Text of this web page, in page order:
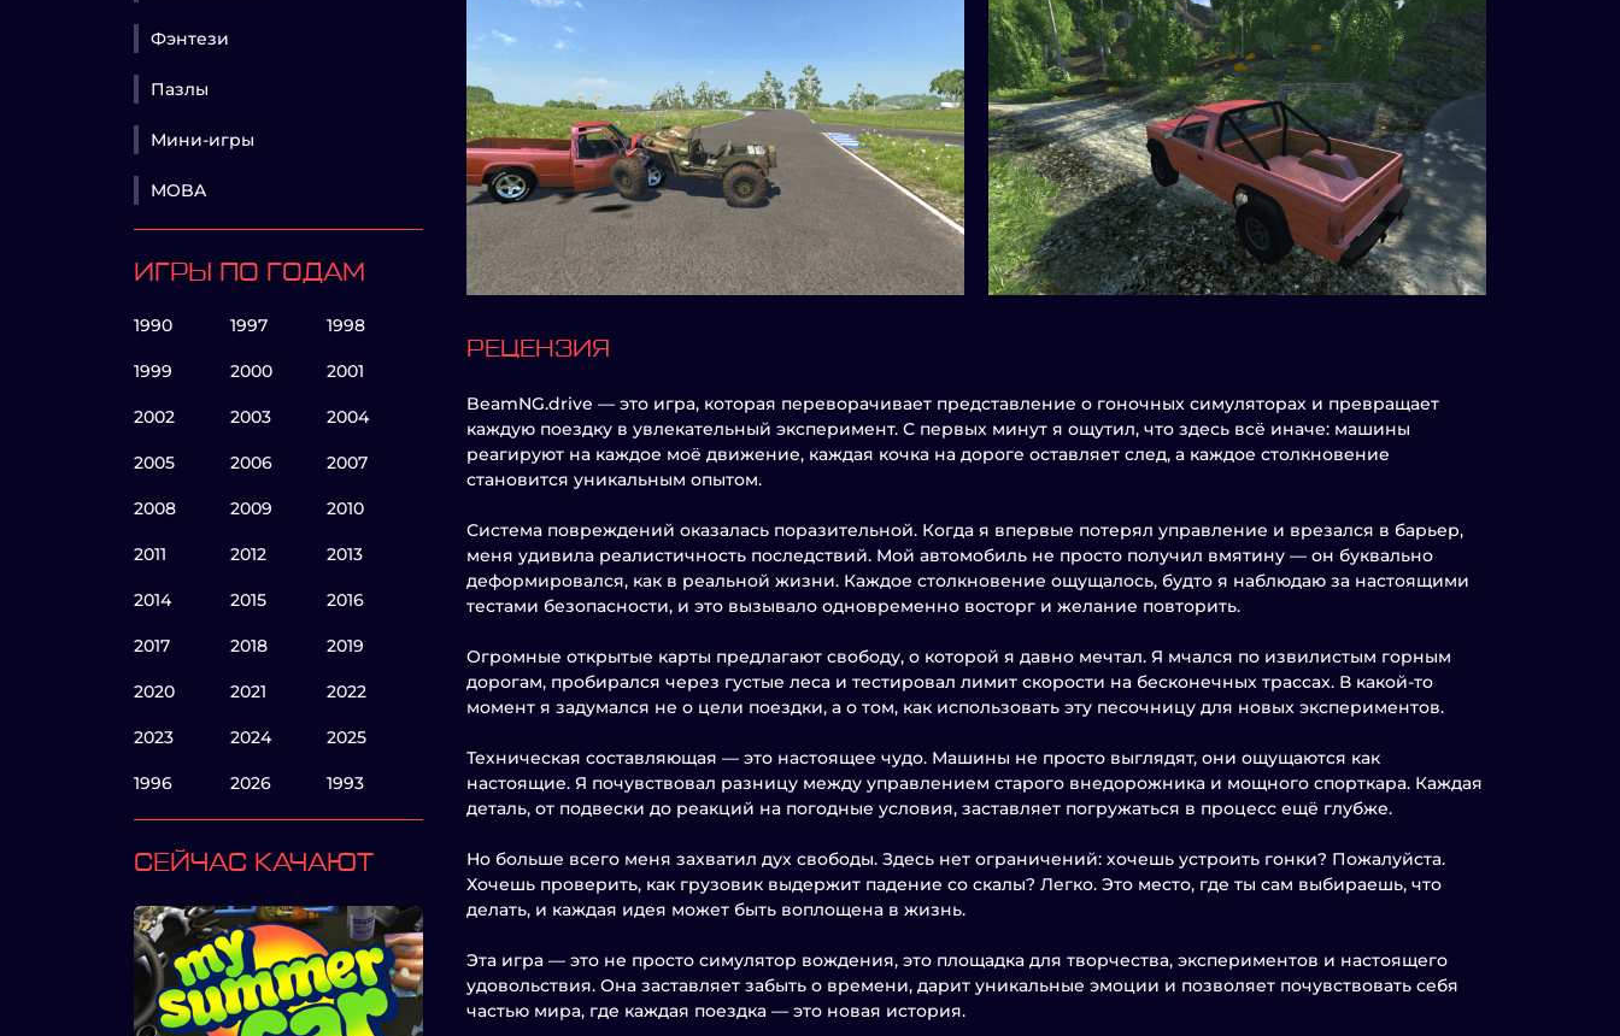
Фэнтези
Пазлы
Мини-игры
MOBA
ИГРЫ ПО ГОДАМ
1990 1997 1998
1999 2000 2001
2002 2003 2004
2005 2006 2007
2008 2009 2010
2011 2012 2013
2014 2015 2016
2017 2018 2019
2020 2021 2022
2023 2024 2025
1996 2026 1993
СЕЙЧАС КАЧАЮТ
РЕЦЕНЗИЯ
BeamNG.drive — это игра, которая переворачивает представление о гоночных симуляторах и превращает
каждую поездку в увлекательный эксперимент. С первых минут я ощутил, что здесь всё иначе: машины
реагируют на каждое моё движение, каждая кочка на дороге оставляет след, а каждое столкновение
становится уникальным опытом.
Система повреждений оказалась поразительной. Когда я впервые потерял управление и врезался в барьер,
меня удивила реалистичность последствий. Мой автомобиль не просто получил вмятину — он буквально
деформировался, как в реальной жизни. Каждое столкновение ощущалось, будто я наблюдаю за настоящими
тестами безопасности, и это вызывало одновременно восторг и желание повторить.
Огромные открытые карты предлагают свободу, о которой я давно мечтал. Я мчался по извилистым горным
дорогам, пробирался через густые леса и тестировал лимит скорости на бесконечных трассах. В какой-то
момент я задумался не о цели поездки, а о том, как использовать эту песочницу для новых экспериментов.
Техническая составляющая — это настоящее чудо. Машины не просто выглядят, они ощущаются как
настоящие. Я почувствовал разницу между управлением старого внедорожника и мощного спорткара. Каждая
деталь, от подвески до реакций на погодные условия, заставляет погружаться в процесс ещё глубже.
Но больше всего меня захватил дух свободы. Здесь нет ограничений: хочешь устроить гонки? Пожалуйста.
Хочешь проверить, как грузовик выдержит падение со скалы? Легко. Это место, где ты сам выбираешь, что
делать, и каждая идея может быть воплощена в жизнь.
Эта игра — это не просто симулятор вождения, это площадка для творчества, экспериментов и настоящего
удовольствия. Она заставляет забыть о времени, дарит уникальные эмоции и позволяет почувствовать себя
частью мира, где каждая поездка — это новая история.